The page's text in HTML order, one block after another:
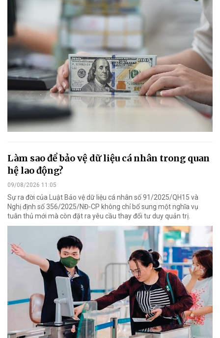
Làm sao để bảo vệ dữ liệu cá nhân trong quan
hệ lao động?
09/08/2026 11:05
Sự ra đời của Luật Bảo vệ dữ liệu cá nhân số 91/2025/QH15 và
Nghị định số 356/2025/NĐ-CP không chỉ bổ sung một nghĩa vụ
tuân thủ mới mà còn đặt ra yêu cầu thay đổi tư duy quản trị.